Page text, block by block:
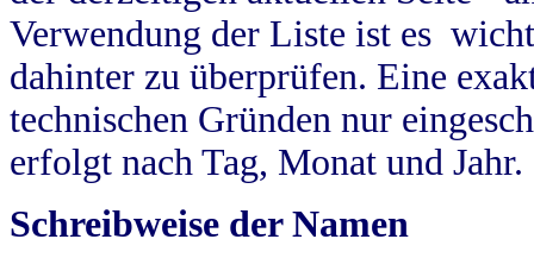
Verwendung der Liste ist es
dahinter zu überprüfen. Eine
technischen Gründen nur
erfolgt nach Tag, Monat und Jahr.
Schreibweise der Namen